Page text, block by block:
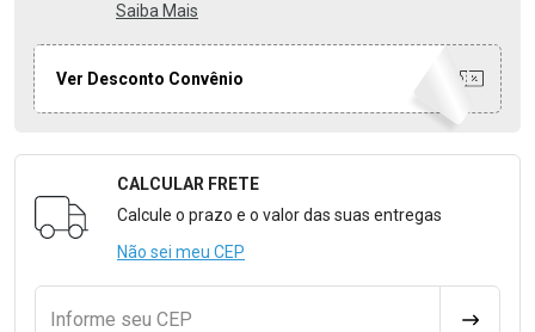
Saiba Mais
Ver Desconto Convênio
Formulário para Calcular o Frete
CALCULAR FRETE
Calcule o prazo e o valor das suas entregas
Não sei meu CEP
Informe seu CEP